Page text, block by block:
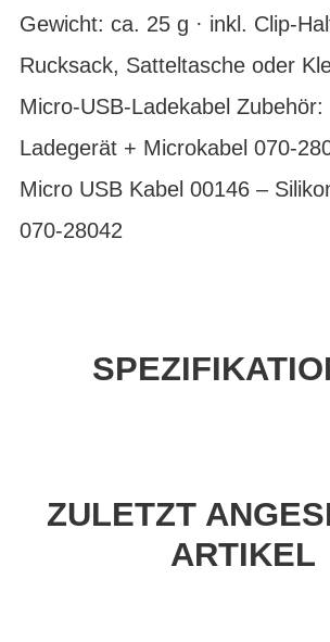
Gewicht: ca. 25 g · inkl. Clip-
Rucksack, Satteltasche oder
Micro-USB-Ladekabel Zubehör:
Ladegerät + Microkabel 070-
Micro USB Kabel 00146 –
070-28042
ZULETZT
ARTIKEL